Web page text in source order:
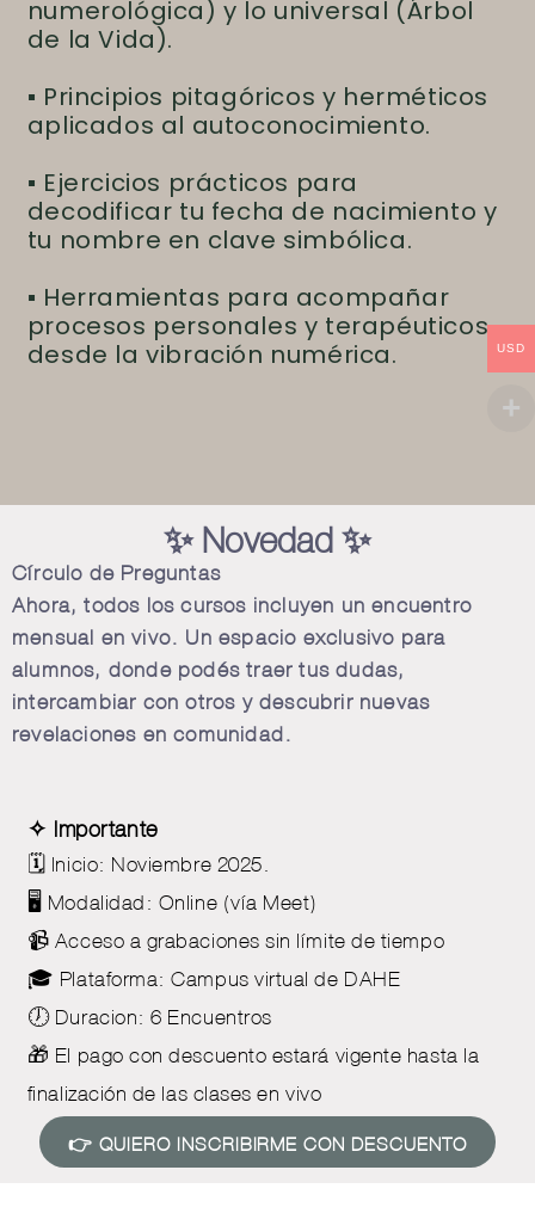
numerológica) y lo universal (Árbol
de la Vida).
▪ Principios pitagóricos y herméticos
aplicados al autoconocimiento.
▪ Ejercicios prácticos para
decodificar tu fecha de nacimiento y
tu nombre en clave simbólica.
▪ Herramientas para acompañar
procesos personales y terapéuticos
desde la vibración numérica.
✨ Novedad ✨
Círculo de Preguntas
Ahora, todos los cursos incluyen un encuentro
mensual en vivo. Un espacio exclusivo para
alumnos, donde podés traer tus dudas,
intercambiar con otros y descubrir nuevas
revelaciones en comunidad.
✧ Importante
🗓 Inicio: Noviembre 2025.
🖥 Modalidad: Online (vía Meet)
📹 Acceso a grabaciones sin límite de tiempo
🎓 Plataforma: Campus virtual de DAHE
🕖 Duracion: 6 Encuentros
🎁 El pago con descuento estará vigente hasta la
finalización de las clases en vivo
👉 QUIERO INSCRIBIRME CON DESCUENTO
USD